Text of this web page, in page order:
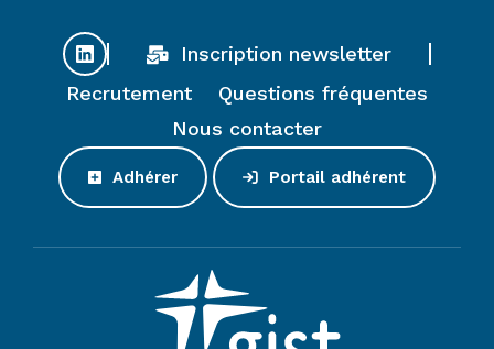
Inscription newsletter
Recrutement
Questions fréquentes
Nous contacter
Adhérer Portail adhérent